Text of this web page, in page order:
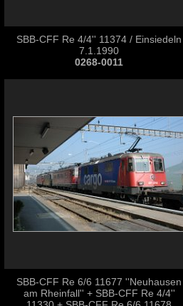
SBB-CFF Re 4/4'' 11374 / Einsiedeln
7.1.1990
0268-0011
SBB-CFF Re 6/6 11677 ''Neuhausen
am Rheinfall'' + SBB-CFF Re 4/4''